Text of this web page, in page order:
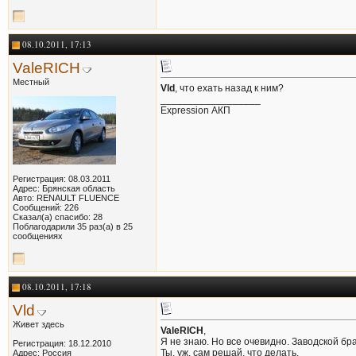
08.10.2011, 17:13
ValeRICH
Местный
Регистрация: 08.03.2011
Адрес: Брянская область
Авто: RENAULT FLUENCE
Сообщений: 226
Сказал(а) спасибо: 28
Поблагодарили 35 раз(а) в 25
сообщениях
Vld , что ехать назад к ним?
Expression АКП
08.10.2011, 17:18
Vld
Живет здесь
Регистрация: 18.12.2010
Адрес: Россия
ValeRICH ,
Я не знаю. Но все очевидно. Заводской
Ты, уж, сам решай, что делать.